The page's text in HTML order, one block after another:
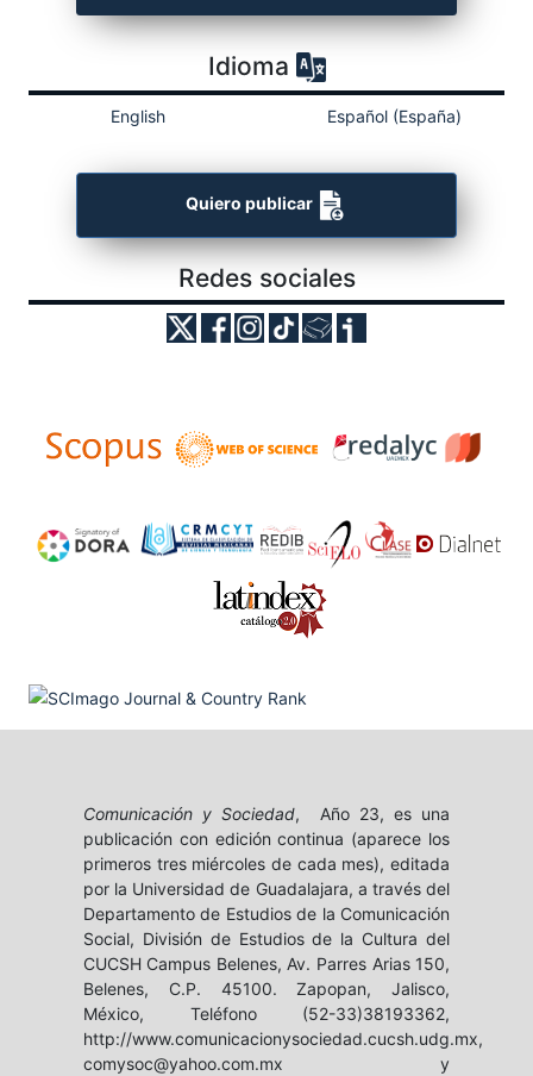
Idioma
English Español (España)
Quiero publicar
Redes sociales
Comunicación y Sociedad, Año 23, es una
publicación con edición continua (aparece los
primeros tres miércoles de cada mes), editada
por la Universidad de Guadalajara, a través del
Departamento de Estudios de la Comunicación
Social, División de Estudios de la Cultura del
CUCSH Campus Belenes, Av. Parres Arias 150,
Belenes, C.P. 45100. Zapopan, Jalisco,
México, Teléfono (52-33)38193362,
http://www.comunicacionysociedad.cucsh.udg.mx,
comysoc@yahoo.com.mx y